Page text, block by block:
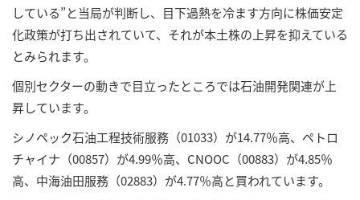
している”と当局が判断し、目下過熱を冷ます方向に株価安定
化政策が打ち出されていて、それが本土株の上昇を抑えている
とみられます。
個別セクターの動きで目立ったところでは石油開発関連が上
昇しています。
シノペック石油工程技術服務（01033）が14.77％高、ペトロ
チャイナ（00857）が4.99％高、CNOOC（00883）が4.85％
高、中海油田服務（02883）が4.77％高と買われています。